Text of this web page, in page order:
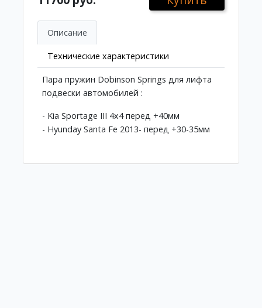
Описание
Технические характеристики
Пара пружин Dobinson Springs для лифта
подвески автомобилей :
- Kia Sportage III 4x4 перед +40мм
- Hyunday Santa Fe 2013- перед +30-35мм